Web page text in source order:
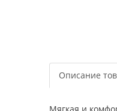
Описание